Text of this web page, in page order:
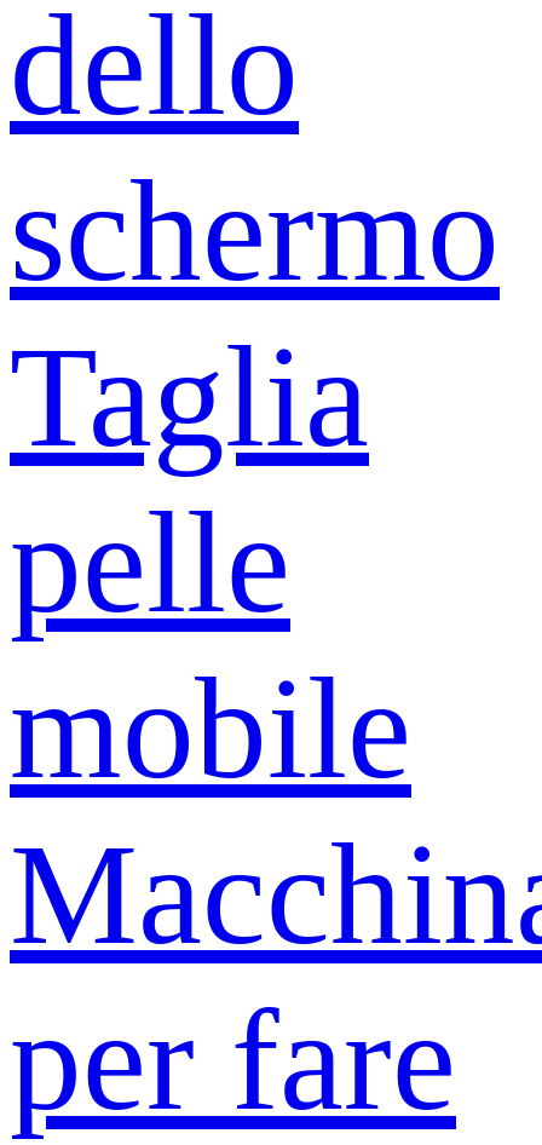
dello
schermo
Taglia
pelle
mobile
per fare